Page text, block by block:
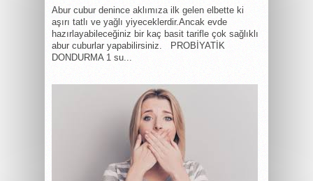
Abur cubur denince aklımıza ilk gelen elbette ki
aşırı tatlı ve yağlı yiyeceklerdir.Ancak evde
hazırlayabileceğiniz bir kaç basit tarifle çok sağlıklı
abur cuburlar yapabilirsiniz. PROBİYATİK
DONDURMA 1 su...